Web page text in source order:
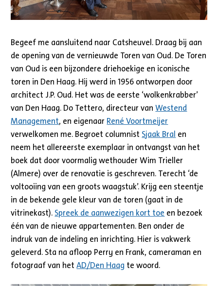
Begeef me aansluitend naar Catsheuvel. Draag bij aan
de opening van de vernieuwde Toren van Oud. De Toren
van Oud is een bijzondere driehoekige en iconische
toren in Den Haag. Hij werd in 1956 ontworpen door
architect J.P. Oud. Het was de eerste ‘wolkenkrabber’
van Den Haag. Do Tettero, directeur vanWestend
Management, en eigenaar René Voortmeijer
verwelkomen me. Begroet columnist Sjaak Bral en
neem het allereerste exemplaar in ontvangst van het
boek dat door voormalig wethouder Wim Trieller
(Almere) over de renovatie is geschreven. Terecht ‘de
voltooiing van een groots waagstuk’. Krijg een steentje
in de bekende gele kleur van de toren (gaat in de
vitrinekast). Spreek de aanwezigen kort toe en bezoek
één van de nieuwe appartementen. Ben onder de
indruk van de indeling en inrichting. Hier is vakwerk
geleverd. Sta na afloop Perry en Frank, cameraman en
fotograaf van hetAD/Den Haag te woord.